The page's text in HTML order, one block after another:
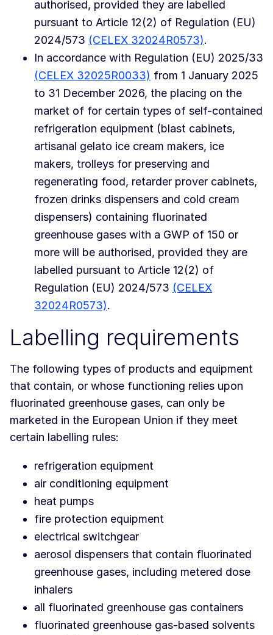
authorised, provided they are labelled
pursuant to Article 12(2) of Regulation (EU)
2024/573 (CELEX 32024R0573).
In accordance with Regulation (EU) 2025/33
(CELEX 32025R0033) from 1 January 2025
to 31 December 2026, the placing on the
market of for certain types of self-contained
refrigeration equipment (blast cabinets,
artisanal gelato ice cream makers, ice
makers, trolleys for preserving and
regenerating food, retarder prover cabinets,
frozen drinks dispensers and cold cream
dispensers) containing fluorinated
greenhouse gases with a GWP of 150 or
more will be authorised, provided they are
labelled pursuant to Article 12(2) of
Regulation (EU) 2024/573 (CELEX
32024R0573).
Labelling requirements
The following types of products and equipment
that contain, or whose functioning relies upon
fluorinated greenhouse gases, can only be
marketed in the European Union if they meet
certain labelling rules:
refrigeration equipment
air conditioning equipment
heat pumps
fire protection equipment
electrical switchgear
aerosol dispensers that contain fluorinated
greenhouse gases, including metered dose
inhalers
all fluorinated greenhouse gas containers
fluorinated greenhouse gas-based solvents